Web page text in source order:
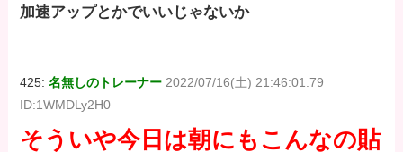
加速アップとかでいいじゃないか
425:名無しのトレーナー 2022/07/16(土) 21:46:01.79
ID:1WMDLy2H0
そういや今日は朝にもこんなの貼